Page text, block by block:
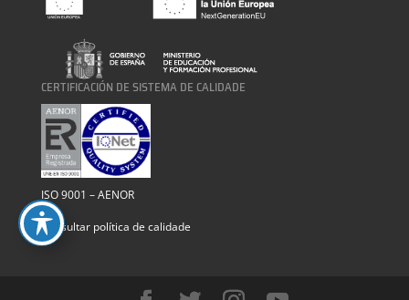
CERTIFICACIÓN DE SISTEMA DE CALIDADE
ISO 9001 – AENOR
Consultar política de calidade